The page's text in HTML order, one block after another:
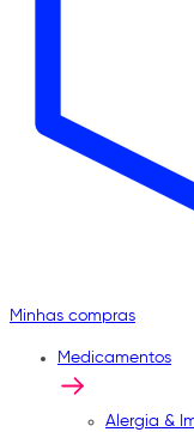
Minhas compras
Medicamentos
Alergia &